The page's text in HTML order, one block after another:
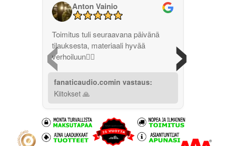
‹
Anton Vainio
Toimitus tuli seuraavana päivänä
tilauksesta, materiaali hyvää
verhoiluun👌🏽
fanaticaudio.comin vastaus:
Kiitokset 🙏
›